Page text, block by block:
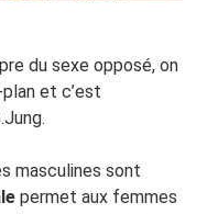
du sexe opposé, on
et c’est
masculines sont
permet aux femmes